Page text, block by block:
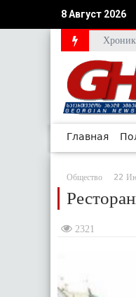
8 Август 2026
Главная
Общество 22
2321